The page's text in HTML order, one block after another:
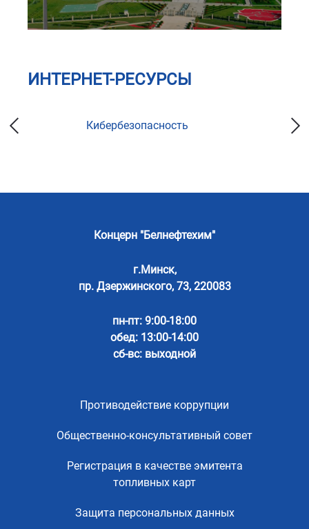
ИНТЕРНЕТ-РЕСУРСЫ
Кибербезопасность
Концерн "Белнефтехим"
г.Минск,
пр. Дзержинского, 73, 220083
пн-пт: 9:00-18:00
обед: 13:00-14:00
сб-вс: выходной
Противодействие коррупции
Общественно-консультативный совет
Регистрация в качестве эмитента
топливных карт
Защита персональных данных